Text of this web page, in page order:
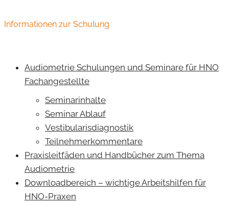
Informationen zur Schulung
Audiometrie Schulungen und Seminare für HNO
Fachangestellte
Seminarinhalte
Seminar Ablauf
Vestibularisdiagnostik
Teilnehmerkommentare
Praxisleitfäden und Handbücher zum Thema
Audiometrie
Downloadbereich – wichtige Arbeitshilfen für
HNO-Praxen